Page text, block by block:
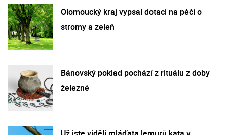
Olomoucký kraj vypsal dotaci na péči o
stromy a zeleň
Bánovský poklad pochází z rituálu z doby
železné